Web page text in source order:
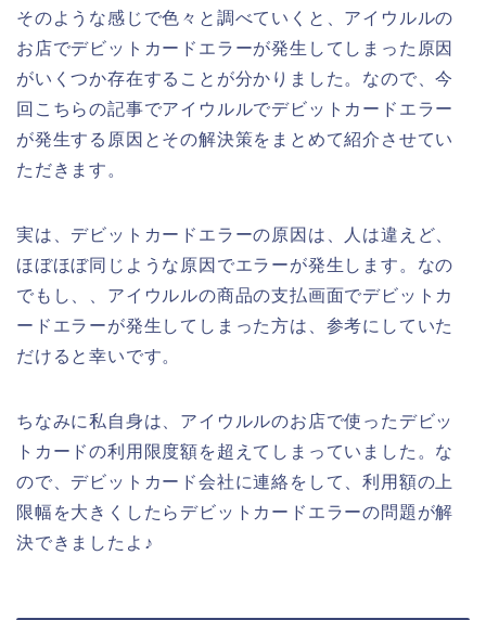
そのような感じで色々と調べていくと、アイウルルの
お店でデビットカードエラーが発生してしまった原因
がいくつか存在することが分かりました。なので、今
回こちらの記事でアイウルルでデビットカードエラー
が発生する原因とその解決策をまとめて紹介させてい
ただきます。
実は、デビットカードエラーの原因は、人は違えど、
ほぼほぼ同じような原因でエラーが発生します。なの
でもし、、アイウルルの商品の支払画面でデビットカ
ードエラーが発生してしまった方は、参考にしていた
だけると幸いです。
ちなみに私自身は、アイウルルのお店で使ったデビッ
トカードの利用限度額を超えてしまっていました。な
ので、デビットカード会社に連絡をして、利用額の上
限幅を大きくしたらデビットカードエラーの問題が解
決できましたよ♪